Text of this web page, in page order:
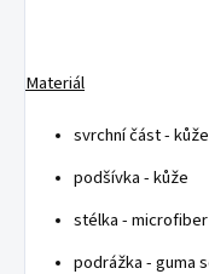
Materiál
svrchní část -
podšívka - kůže
stélka - microfiber
podrážka - guma